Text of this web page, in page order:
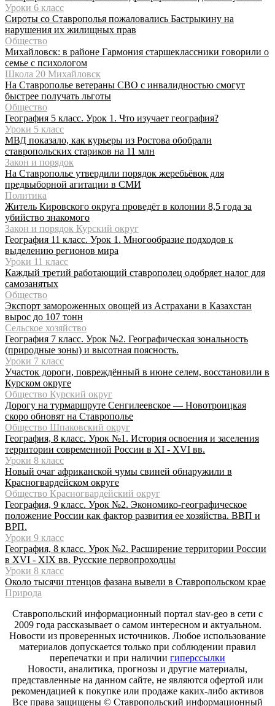
Уроки 6 класс
Сироты со Ставрополья пожаловались Бастрыкину на
нарушения их жилищных прав
Общество
Михайловск: в районе Гармония старшеклассники говорили о
семье с психологом
Школа 20 Михайловск
На Ставрополье ветераны СВО с инвалидностью смогут
быстрее получать льготы
Общество
География 5 класс. Урок 1. Что изучает география?
Уроки 5 класс
МВД показало, как курьеры из Ростова обобрали
ставропольских стариков на 11 млн
Закон и порядок
На Ставрополье утвердили порядок жеребьёвок для
предвыборной агитации в СМИ
Политика
Житель Кировского округа проведёт в колонии 8,5 года за
убийство знакомого
Закон и порядок Курский округ
География 11 класс. Урок 1. Многообразие подходов к
выделению регионов мира
Уроки 11 класс
Каждый третий работающий ставрополец одобряет налог для
самозанятых
Общество
Экспорт замороженных овощей из Астрахани в Казахстан
вырос до 107 тонн
Сельское хозяйство
География 7 класс. Урок №2. Географическая зональность
(природные зоны) и высотная поясность.
Уроки 7 класс
Участок дороги, повреждённый в июне селем, восстановили в
Курском округе
Общество Курский округ
Дорогу на турмаршруте Сенгилеевское — Новотроицкая
скоро обновят на Ставрополье
Общество Шпаковский округ
География, 8 класс. Урок №1. История освоения и заселения
территории современной России в XI - XVI вв.
Уроки 8 класс
Новый очаг африканской чумы свиней обнаружили в
Красногвардейском округе
Общество Красногвардейский округ
География, 9 класс. Урок №2. Экономико-географическое
положение России как фактор развития ее хозяйства. ВВП и
ВРП.
Уроки 9 класс
География, 8 класс. Урок №2. Расширение территории России
в XVI - XIX вв. Русские первопроходцы
Уроки 8 класс
Около тысячи птенцов фазана вывели в Ставропольском крае
Природа
Ставропольский информационный портал stav-geo в сети с
2009 года рассказывает о самом интересном и актуальном.
Новости из проверенных источников. Любое использование
материалов допускается только при соблюдении правил
перепечатки и при наличии гиперссылки
Новости, аналитика, прогнозы и другие материалы,
представленные на данном сайте, не являются офертой или
рекомендацией к покупке или продаже каких-либо активов
Все права защищены © Ставропольский информационный